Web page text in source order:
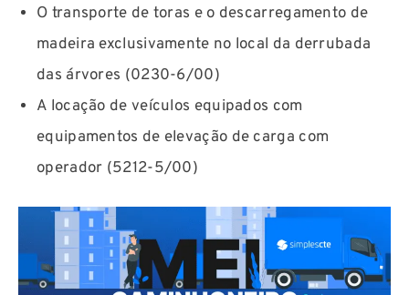
O transporte de toras e o descarregamento de
madeira exclusivamente no local da derrubada
das árvores (0230-6/00)
A locação de veículos equipados com
equipamentos de elevação de carga com
operador (5212-5/00)